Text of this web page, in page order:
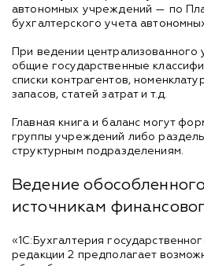
автономных учреждений — по
бухгалтерского учета
При ведении централизованного
общие государственные
списки контрагентов,
запасов, статей затрат и т.д.
Главная книга и баланс могут
группы учреждений либо
структурным подразделениям.
Ведение
источникам
«1С:Бухгалтерия
редакции 2 предполагает